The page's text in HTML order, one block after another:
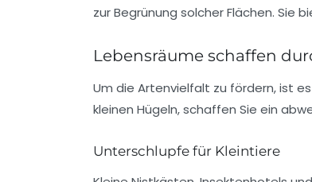
zur Begrünung solcher Flächen. Sie
Lebensräume schaffen
Um die Artenvielfalt zu fördern, ist
kleinen Hügeln, schaffen Sie ein
Unterschlupfe für Kleintiere